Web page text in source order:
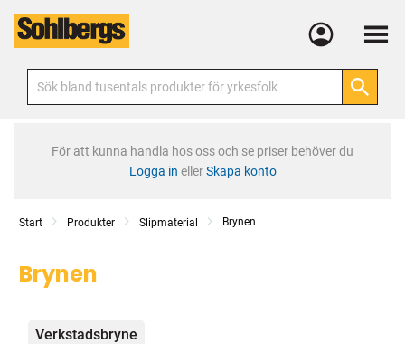
Meny
För att kunna handla hos oss och se priser behöver du
Logga in ellerSkapa konto
Start Produkter Slipmaterial Brynen
Brynen
Kategorier
Verkstadsbryne